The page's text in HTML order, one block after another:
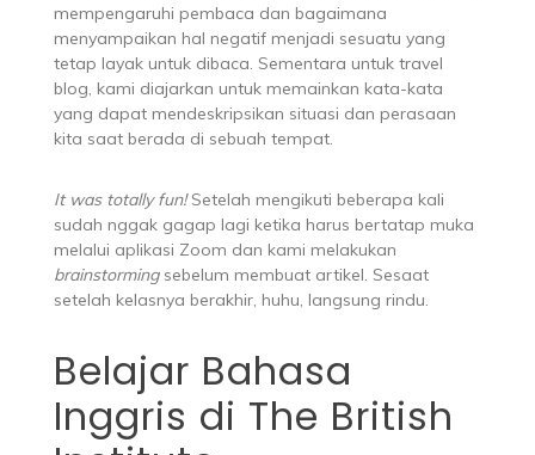
mempengaruhi pembaca dan bagaimana
menyampaikan hal negatif menjadi sesuatu yang
tetap layak untuk dibaca. Sementara untuk travel
blog, kami diajarkan untuk memainkan kata-kata
yang dapat mendeskripsikan situasi dan perasaan
kita saat berada di sebuah tempat.
It was totally fun!Setelah mengikuti beberapa kali
sudah nggak gagap lagi ketika harus bertatap muka
melalui aplikasi Zoom dan kami melakukan
brainstormingsebelum membuat artikel. Sesaat
setelah kelasnya berakhir, huhu, langsung rindu.
Belajar Bahasa
Inggris di The British